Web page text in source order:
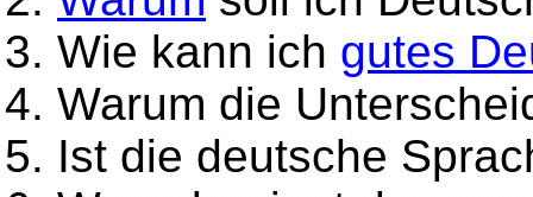
Wie kann ich gutes
Warum die
Ist die deutsche